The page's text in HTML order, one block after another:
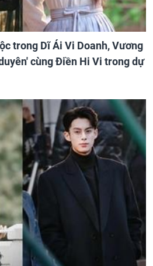
trong Dĩ Ái Vi Doanh, Vương
cùng Điền Hi Vi trong dự